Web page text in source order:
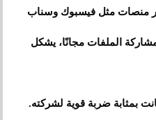
منصات مثل فيسبوك وسناب
الملفات مجانًا، يشكل
بمثابة ضربة قوية لشركته.